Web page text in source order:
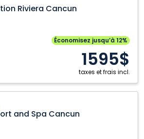
Riviera Cancun
Économisez jusqu’à 12%
1595$
taxes et frais incl.
and Spa Cancun